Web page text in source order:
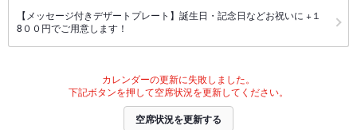
【メッセージ付きデザートプレート】誕生日・記念日などお祝いに +１
8００円でご用意します！
カレンダーの更新に失敗しました。
下記ボタンを押して空席状況を更新してください。
空席状況を更新する